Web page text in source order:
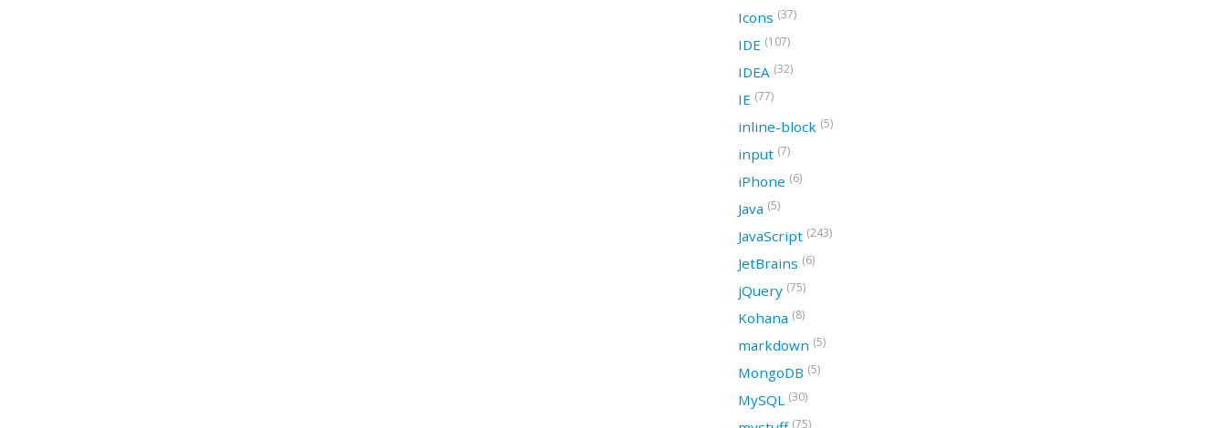
Icons (37)
IDE (107)
IDEA (32)
IE (77)
inline-block (5)
input (7)
iPhone (6)
Java (5)
JavaScript (243)
JetBrains (6)
jQuery (75)
Kohana (8)
markdown (5)
MongoDB (5)
MySQL (30)
(75)